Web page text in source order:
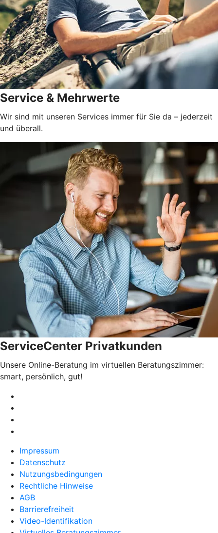
Service & Mehrwerte
Wir sind mit unseren Services immer für Sie da – jederzeit
und überall.
ServiceCenter Privatkunden
Unsere Online-Beratung im virtuellen Beratungszimmer:
smart, persönlich, gut!
Impressum
Datenschutz
Nutzungsbedingungen
Rechtliche Hinweise
AGB
Barrierefreiheit
Video-Identifikation